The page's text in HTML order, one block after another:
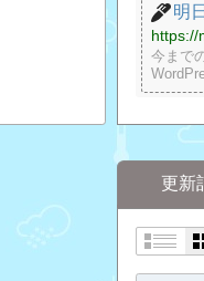
明
https://
今まで
更新